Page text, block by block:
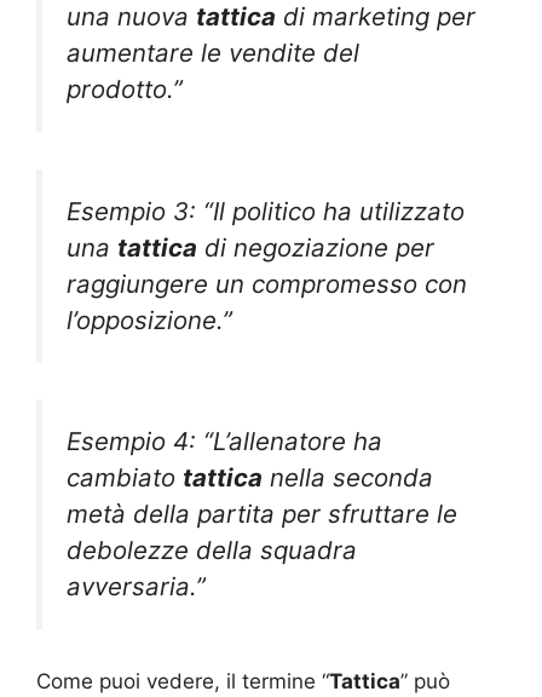
una nuova tattica di marketing per
aumentare le vendite del
prodotto.”
Esempio 3: “Il politico ha utilizzato
una tattica di negoziazione per
raggiungere un compromesso con
l’opposizione.”
Esempio 4: “L’allenatore ha
cambiato tattica nella seconda
metà della partita per sfruttare le
debolezze della squadra
avversaria.”
Come puoi vedere, il termine “Tattica” può